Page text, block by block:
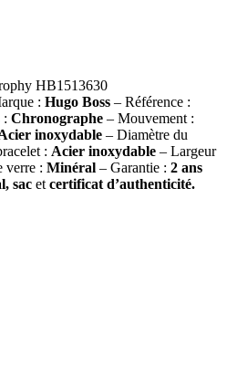
HB1513630
: Hugo Boss – Référence :
: Chronographe – Mouvement :
inoxydable – Diamètre du
: Acier inoxydable – Largeur
verre : Minéral – Garantie : 2 ans
sac et certificat d’authenticité.